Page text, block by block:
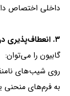
داخلی اختصاص
۳. انعطاف‌پذیری در طراحی
گابیون را می‌توان:
روی شیب‌های
به فرم‌های منحنی